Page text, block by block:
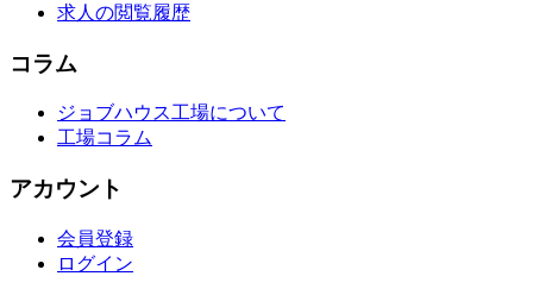
求人の閲覧履歴
コラム
ジョブハウス工場について
工場コラム
アカウント
会員登録
ログイン